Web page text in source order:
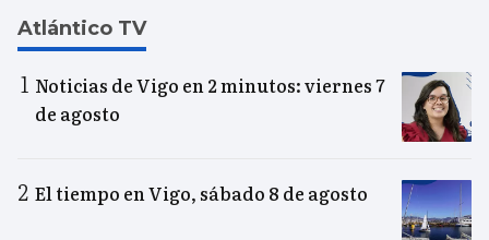
Atlántico TV
Noticias de Vigo en 2 minutos: viernes 7
de agosto
El tiempo en Vigo, sábado 8 de agosto